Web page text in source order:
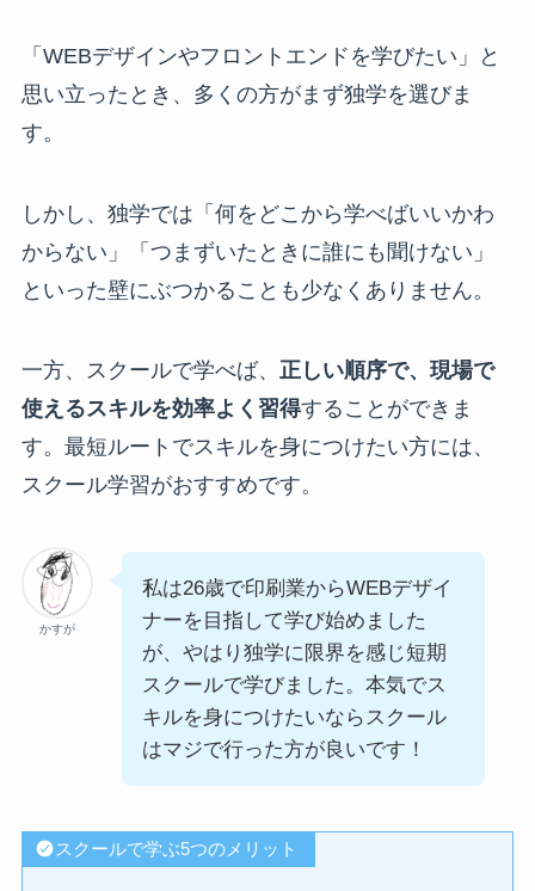
「WEBデザインやフロントエンドを学びたい」と
思い立ったとき、多くの方がまず独学を選びま
す。
しかし、独学では「何をどこから学べばいいかわ
からない」「つまずいたときに誰にも聞けない」
といった壁にぶつかることも少なくありません。
一方、スクールで学べば、 正しい順序で、現場で
使えるスキルを効率よく習得することができま
す。最短ルートでスキルを身につけたい方には、
スクール学習がおすすめです。
かすが
私は26歳で印刷業からWEBデザイ
ナーを目指して学び始めました
が、やはり独学に限界を感じ短期
スクールで学びました。本気でス
キルを身につけたいならスクール
はマジで行った方が良いです！
スクールで学ぶ5つのメリット